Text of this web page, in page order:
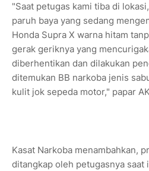
"Saat petugas kami tiba di
paruh baya yang sedang
Honda Supra X warna hitam
gerak geriknya yang
diberhentikan dan dilakukan
ditemukan BB narkoba jenis
kulit jok sepeda motor," papar
Kasat Narkoba menambahkan,
ditangkap oleh petugasnya saat